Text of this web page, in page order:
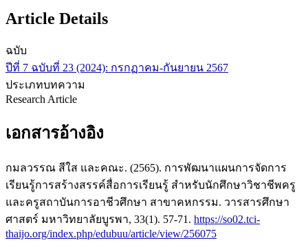
Article Details
ฉบับ
ปีที่ 7 ฉบับที่ 23 (2024): กรกฏาคม-กันยายน 2567
ประเภทบทความ
Research Article
เอกสารอ้างอิง
กมลวรรณ สีใส และคณะ. (2565). การพัฒนาแผนการจัดการ
เรียนรู้การสร้างสรรค์สื่อการเรียนรู้ สำหรับนักศึกษาวิชาชีพครู
และครูสถาบันการอาชีวศึกษา สาขาคหกรรม. วารสารศึกษา
ศาสตร์ มหาวิทยาลัยบูรพา, 33(1). 57-71. https://so02.tci-
thaijo.org/index.php/edubuu/article/view/256075